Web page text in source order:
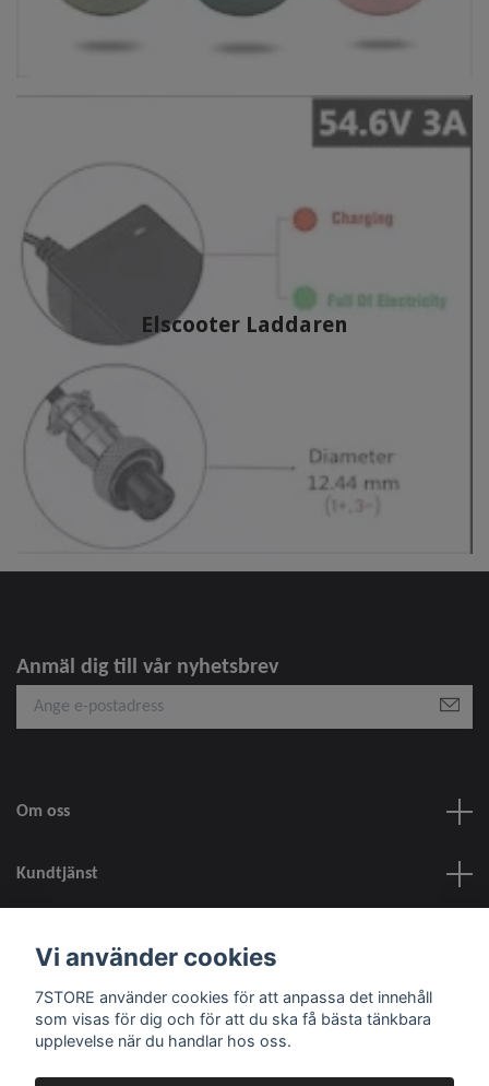
Elscooter Laddaren
Anmäl dig till vår nyhetsbrev
Om oss
Kundtjänst
Sociala medier
Vi använder cookies
7STORE använder cookies för att anpassa det innehåll
som visas för dig och för att du ska få bästa tänkbara
upplevelse när du handlar hos oss.